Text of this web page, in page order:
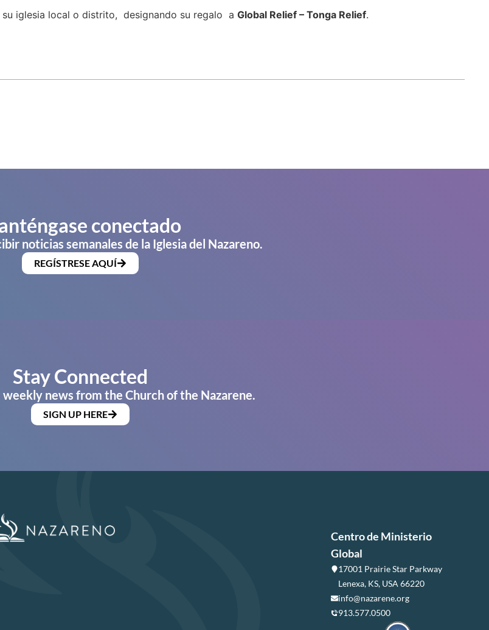
su iglesia local o distrito, designando su regalo a Global Relief – Tonga Relief.
conectado
noticias semanales de la Iglesia del Nazareno.
REGÍSTRESE AQUÍ
Stay Connected
news from the Church of the Nazarene.
SIGN UP HERE
Centro de Ministerio
Global
17001 Prairie Star Parkway
Lenexa, KS, USA 66220
info@nazarene.org
913.577.0500